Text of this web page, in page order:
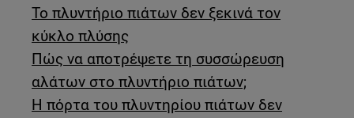
Το πλυντήριο πιάτων δεν ξεκινά τον
κύκλο πλύσης
Πώς να αποτρέψετε τη συσσώρευση
αλάτων στο πλυντήριο πιάτων;
Η πόρτα του πλυντηρίου πιάτων δεν